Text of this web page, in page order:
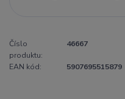
Číslo
produktu:
46667
EAN kód: 5907695515879